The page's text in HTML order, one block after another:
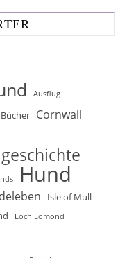
Ausflug
Bücher Cornwall
Hund
Isle of Mull
Loch Lomond